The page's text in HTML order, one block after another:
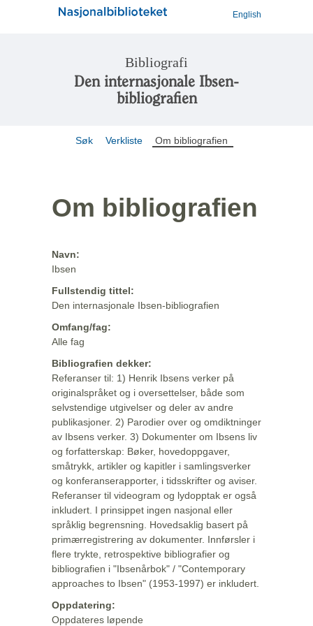
English
Bibliografi
Den internasjonale Ibsen-
bibliografien
Søk Verkliste Om bibliografien
Om bibliografien
Navn:
Ibsen
Fullstendig tittel:
Den internasjonale Ibsen-bibliografien
Omfang/fag:
Alle fag
Bibliografien dekker:
Referanser til: 1) Henrik Ibsens verker på
originalspråket og i oversettelser, både som
selvstendige utgivelser og deler av andre
publikasjoner. 2) Parodier over og omdiktninger
av Ibsens verker. 3) Dokumenter om Ibsens liv
og forfatterskap: Bøker, hovedoppgaver,
småtrykk, artikler og kapitler i samlingsverker
og konferanserapporter, i tidsskrifter og aviser.
Referanser til videogram og lydopptak er også
inkludert. I prinsippet ingen nasjonal eller
språklig begrensning. Hovedsaklig basert på
primærregistrering av dokumenter. Innførsler i
flere trykte, retrospektive bibliografier og
bibliografien i "Ibsenårbok" / "Contemporary
approaches to Ibsen" (1953-1997) er inkludert.
Oppdatering:
Oppdateres løpende